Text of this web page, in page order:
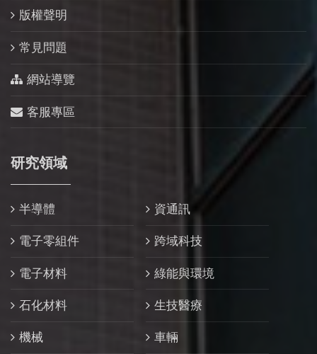
版權聲明
常見問題
網站導覽
客服專區
研究領域
半導體 資通訊
電子零組件 跨域科技
電子材料 綠能與環境
石化材料 生技醫療
機械 車輛